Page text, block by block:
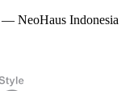
NeoHaus Indonesia